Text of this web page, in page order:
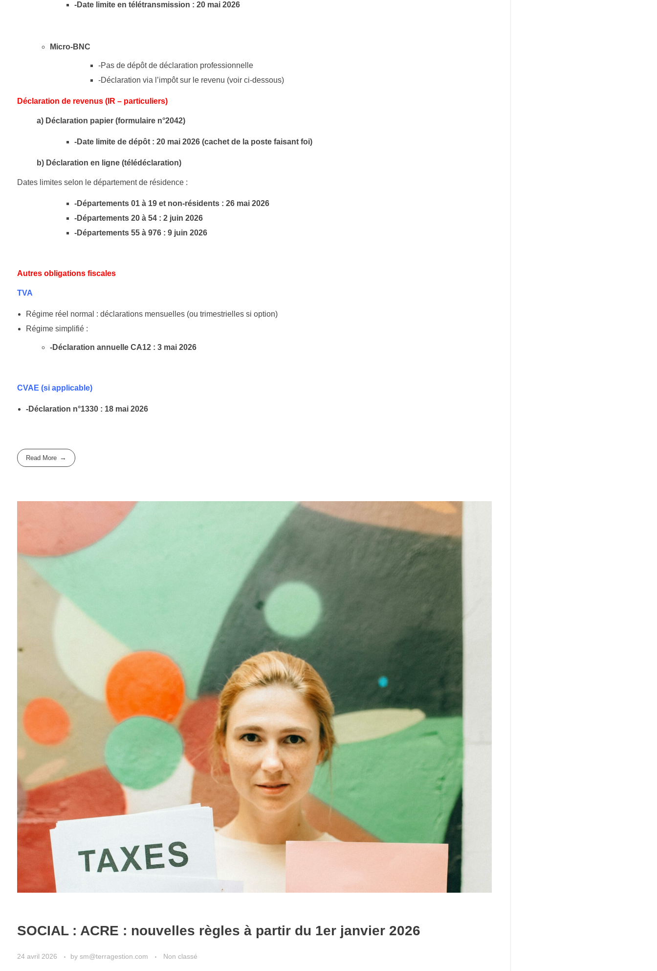
-Date limite en télétransmission : 20 mai 2026
Micro-BNC
-Pas de dépôt de déclaration professionnelle
-Déclaration via l’impôt sur le revenu (voir ci-dessous)
Déclaration de revenus (IR – particuliers)
a) Déclaration papier (formulaire n°2042)
-Date limite de dépôt : 20 mai 2026 (cachet de la poste faisant foi)
b) Déclaration en ligne (télédéclaration)
Dates limites selon le département de résidence :
-Départements 01 à 19 et non-résidents : 26 mai 2026
-Départements 20 à 54 : 2 juin 2026
-Départements 55 à 976 : 9 juin 2026
Autres obligations fiscales
TVA
Régime réel normal : déclarations mensuelles (ou trimestrielles si option)
Régime simplifié :
-Déclaration annuelle CA12 : 3 mai 2026
CVAE (si applicable)
-Déclaration n°1330 : 18 mai 2026
Read More
SOCIAL : ACRE : nouvelles règles à partir du 1er janvier 2026
24 avril 2026 by sm@terragestion.com Non classé